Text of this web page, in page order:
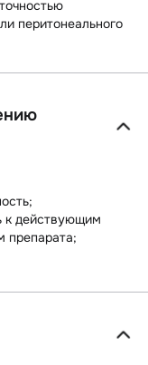
перитонеального
к действующим
препарата;